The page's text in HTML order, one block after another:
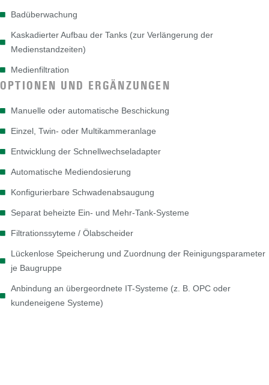
Badüberwachung
Kaskadierter Aufbau der Tanks (zur Verlängerung der
Medienstandzeiten)
Medienfiltration
OPTIONEN UND ERGÄNZUNGEN
Manuelle oder automatische Beschickung
Einzel, Twin- oder Multikammeranlage
Entwicklung der Schnellwechseladapter
Automatische Mediendosierung
Konfigurierbare Schwadenabsaugung
Separat beheizte Ein- und Mehr-Tank-Systeme
Filtrationssyteme / Ölabscheider
Lückenlose Speicherung und Zuordnung der Reinigungsparameter
je Baugruppe
Anbindung an übergeordnete IT-Systeme (z. B. OPC oder
kundeneigene Systeme)